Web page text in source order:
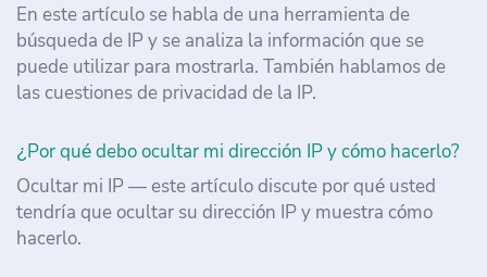
En este artículo se habla de una herramienta de
búsqueda de IP y se analiza la información que se
puede utilizar para mostrarla. También hablamos de
las cuestiones de privacidad de la IP.
¿Por qué debo ocultar mi dirección IP y cómo hacerlo?
Ocultar mi IP — este artículo discute por qué usted
tendría que ocultar su dirección IP y muestra cómo
hacerlo.